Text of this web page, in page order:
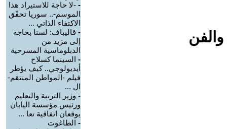
- -لا حاجة للاستيراد هذا
الموسم-.. سوريا تحقّق
الاكتفاء الذاتي ...
- قاليباف: لسنا بحاجة
إلى مزيد من
الدبلوماسية المسرحية
- السينما كسلاح
أيديولوجي.. كيف يؤطر
فيلم -المواطن المنتقم-
ال ...
- وزير التربية والتعليم
ورئيس مؤسسة اليابان
يوقعان اتفاقية تعا ...
- الطاغوت